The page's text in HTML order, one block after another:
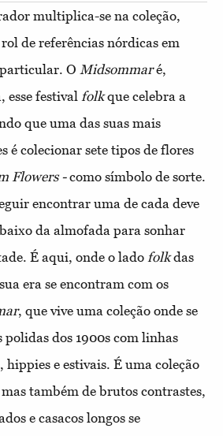
multiplica-se na coleção,
de referências nórdicas em
particular. O Midsommaré,
esse festival folkque celebra a
que uma das suas mais
é colecionar sete tipos de flores
Flowers -como símbolo de sorte.
encontrar uma de cada deve
da almofada para sonhar
É aqui, onde o lado folkdas
era se encontram com os
, que vive uma coleção onde se
polidas dos 1900s com linhas
hippies e estivais. É uma coleção
também de brutos contrastes,
e casacos longos se